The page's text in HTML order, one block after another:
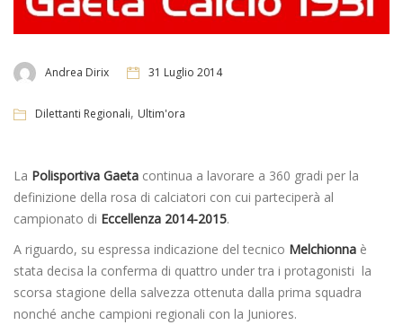
Andrea Dirix 31 Luglio 2014
Dilettanti Regionali, Ultim'ora
La Polisportiva Gaeta continua a lavorare a 360 gradi per la
definizione della rosa di calciatori con cui parteciperà al
campionato di Eccellenza 2014-2015.
A riguardo, su espressa indicazione del tecnico Melchionna è
stata decisa la conferma di quattro under tra i protagonisti la
scorsa stagione della salvezza ottenuta dalla prima squadra
nonché anche campioni regionali con la Juniores.